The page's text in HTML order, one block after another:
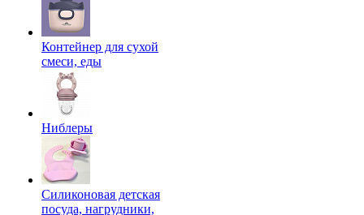
Контейнер для сухой
смеси, еды
Ниблеры
Силиконовая детская
посуда, нагрудники,